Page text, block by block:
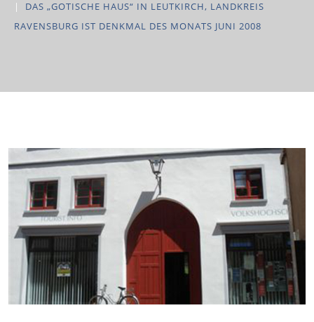
DAS „GOTISCHE HAUS“ IN LEUTKIRCH, LANDKREIS
RAVENSBURG IST DENKMAL DES MONATS JUNI 2008